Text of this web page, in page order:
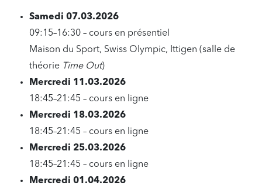
Samedi 07.03.2026
09:15–16:30 – cours en présentiel
Maison du Sport, Swiss Olympic, Ittigen (salle de
théorie Time Out)
Mercredi 11.03.2026
18:45–21:45 – cours en ligne
Mercredi 18.03.2026
18:45–21:45 – cours en ligne
Mercredi 25.03.2026
18:45–21:45 – cours en ligne
Mercredi 01.04.2026